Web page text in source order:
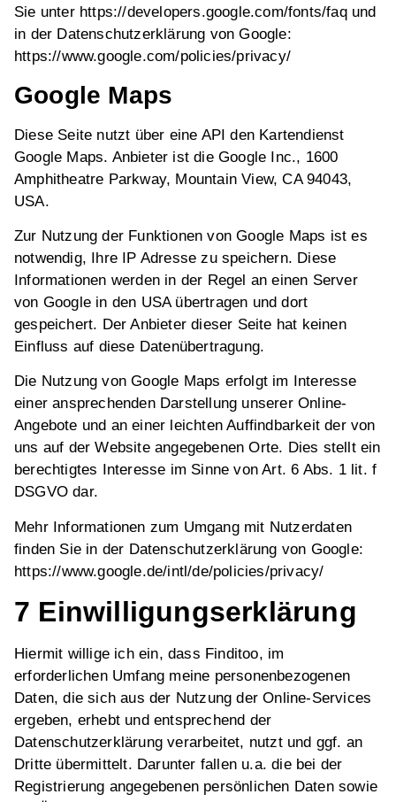
Sie unter https://developers.google.com/fonts/faq und
in der Datenschutzerklärung von Google:
https://www.google.com/policies/privacy/
Google Maps
Diese Seite nutzt über eine API den Kartendienst
Google Maps. Anbieter ist die Google Inc., 1600
Amphitheatre Parkway, Mountain View, CA 94043,
USA.
Zur Nutzung der Funktionen von Google Maps ist es
notwendig, Ihre IP Adresse zu speichern. Diese
Informationen werden in der Regel an einen Server
von Google in den USA übertragen und dort
gespeichert. Der Anbieter dieser Seite hat keinen
Einfluss auf diese Datenübertragung.
Die Nutzung von Google Maps erfolgt im Interesse
einer ansprechenden Darstellung unserer Online-
Angebote und an einer leichten Auffindbarkeit der von
uns auf der Website angegebenen Orte. Dies stellt ein
berechtigtes Interesse im Sinne von Art. 6 Abs. 1 lit. f
DSGVO dar.
Mehr Informationen zum Umgang mit Nutzerdaten
finden Sie in der Datenschutzerklärung von Google:
https://www.google.de/intl/de/policies/privacy/
7 Einwilligungserklärung
Hiermit willige ich ein, dass Finditoo, im
erforderlichen Umfang meine personenbezogenen
Daten, die sich aus der Nutzung der Online-Services
ergeben, erhebt und entsprechend der
Datenschutzerklärung verarbeitet, nutzt und ggf. an
Dritte übermittelt. Darunter fallen u.a. die bei der
Registrierung angegebenen persönlichen Daten sowie